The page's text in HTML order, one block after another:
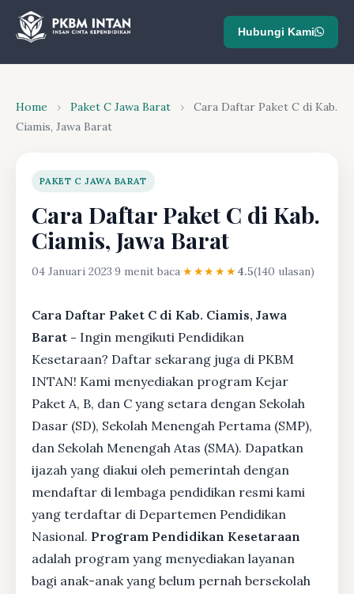
Hubungi Kami
Home › Paket C Jawa Barat ›
Cara Daftar Paket C di Kab.
Ciamis, Jawa Barat
PAKET C JAWA BARAT
Cara Daftar Paket C di Kab.
Ciamis, Jawa Barat
04 Januari 2023·9 menit baca·★★★★★4.5(140 ulasan)
Cara Daftar Paket C di Kab. Ciamis, Jawa
Barat - Ingin mengikuti Pendidikan
Kesetaraan? Daftar sekarang juga di PKBM
INTAN! Kami menyediakan program Kejar
Paket A, B, dan C yang setara dengan Sekolah
Dasar (SD), Sekolah Menengah Pertama (SMP),
dan Sekolah Menengah Atas (SMA). Dapatkan
ijazah yang diakui oleh pemerintah dengan
mendaftar di lembaga pendidikan resmi kami
yang terdaftar di Departemen Pendidikan
Nasional. Program Pendidikan Kesetaraan
adalah program yang menyediakan layanan
bagi anak-anak yang belum pernah bersekolah